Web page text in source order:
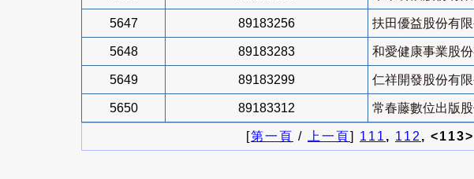
5647 89183256 扶田優益股份有限
5648 89183283 和愛健康事業股
5649 89183299 仁祥開發股份有限
5650 89183312 常春藤數位出版
[第一頁 / 上一頁] 111, 112,